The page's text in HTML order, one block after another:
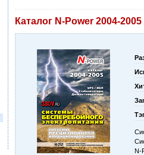
Каталог N-Power 2004-2005
N-